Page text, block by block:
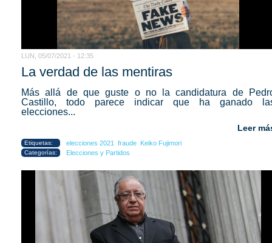
LUN, 05/07/2021 - 12:35
La verdad de las mentiras
Más allá de que guste o no la candidatura de
Castillo, todo parece indicar que ha ganado
elecciones...
Leer
Etiquetas: elecciones 2021 fraude Keiko Fujimori
Categorías: Elecciones y Partidos